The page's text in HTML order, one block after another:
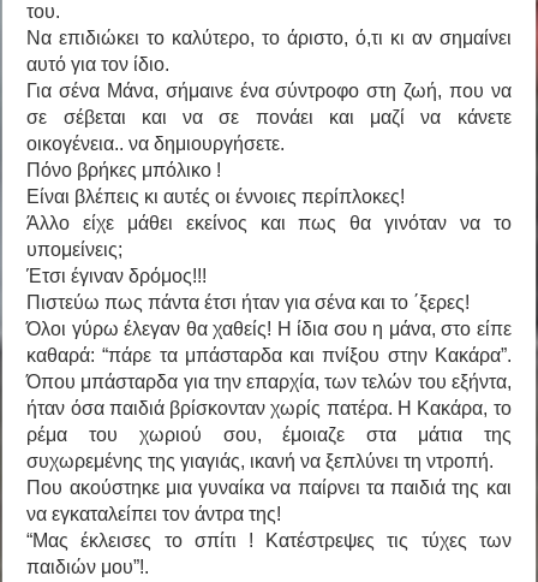
του.
Να επιδιώκει το καλύτερο, το άριστο, ό,τι κι αν σημαίνει
αυτό για τον ίδιο.
Για σένα Μάνα, σήμαινε ένα σύντροφο στη ζωή, που να
σε σέβεται και να σε πονάει και μαζί να κάνετε
οικογένεια.. να δημιουργήσετε.
Πόνο βρήκες μπόλικο !
Είναι βλέπεις κι αυτές οι έννοιες περίπλοκες!
Άλλο είχε μάθει εκείνος και πως θα γινόταν να το
υπομείνεις;
Έτσι έγιναν δρόμος!!!
Πιστεύω πως πάντα έτσι ήταν για σένα και το ΄ξερες!
Όλοι γύρω έλεγαν θα χαθείς! Η ίδια σου η μάνα, στο είπε
καθαρά: “πάρε τα μπάσταρδα και πνίξου στην Κακάρα”.
Όπου μπάσταρδα για την επαρχία, των τελών του εξήντα,
ήταν όσα παιδιά βρίσκονταν χωρίς πατέρα. Η Κακάρα, το
ρέμα του χωριού σου, έμοιαζε στα μάτια της
συχωρεμένης της γιαγιάς, ικανή να ξεπλύνει τη ντροπή.
Που ακούστηκε μια γυναίκα να παίρνει τα παιδιά της και
να εγκαταλείπει τον άντρα της!
“Μας έκλεισες το σπίτι ! Κατέστρεψες τις τύχες των
παιδιών μου”!.